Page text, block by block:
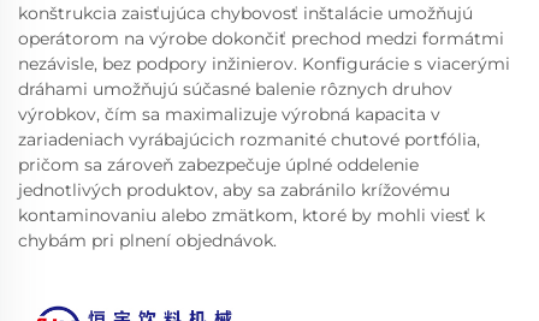
konštrukcia zaisťujúca chybovosť inštalácie umožňujú
operátorom na výrobe dokončiť prechod medzi formátmi
nezávisle, bez podpory inžinierov. Konfigurácie s viacerými
dráhami umožňujú súčasné balenie rôznych druhov
výrobkov, čím sa maximalizuje výrobná kapacita v
zariadeniach vyrábajúcich rozmanité chutové portfólia,
pričom sa zároveň zabezpečuje úplné oddelenie
jednotlivých produktov, aby sa zabránilo krížovému
kontaminovaniu alebo zmätkom, ktoré by mohli viesť k
chybám pri plnení objednávok.